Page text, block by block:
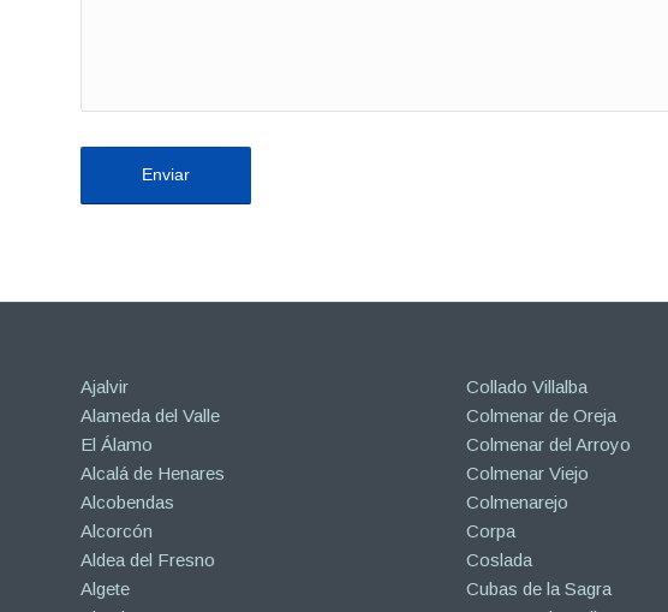
Ajalvir
Alameda del Valle
El Álamo
Alcalá de Henares
Alcobendas
Alcorcón
Aldea del Fresno
Algete
Collado Villalba
Colmenar de Oreja
Colmenar del Arroyo
Colmenar Viejo
Colmenarejo
Corpa
Coslada
Cubas de la Sagra